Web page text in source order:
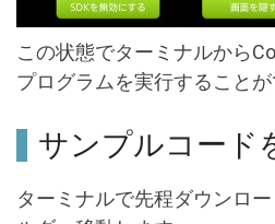
この状態でターミナルから
プログラムを実行することが
サンプルコード
ターミナルで先程ダウンロ